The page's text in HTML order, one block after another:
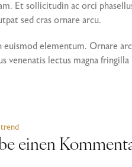
Et sollicitudin ac orci
sed cras ornare arcu.
elementum. Ornare
venenatis lectus magna
trend
einen